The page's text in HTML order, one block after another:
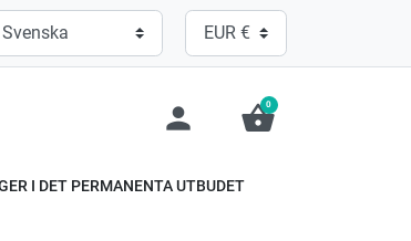
person shopping_basket
0
I DET PERMANENTA UTBUDET